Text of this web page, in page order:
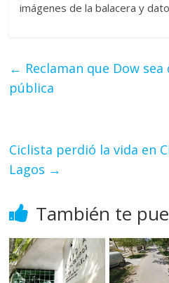
imágenes de la balacera y
← Reclaman que Dow
pública
Ciclista perdió la vida en
Lagos →
También te